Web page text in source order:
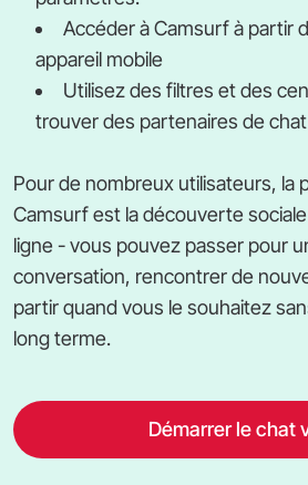
Accéder à Camsurf à partir
appareil mobile
Utilisez des filtres et des
trouver des partenaires de
Pour de nombreux utilisateurs, la
Camsurf est la découverte
ligne - vous pouvez passer pour
conversation, rencontrer de
partir quand vous le souhaitez
long terme.
Démarrer le chat